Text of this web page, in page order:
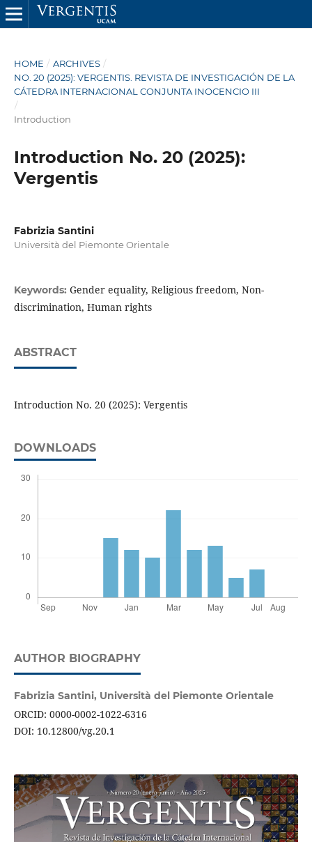
HOME / ARCHIVES /
NO. 20 (2025): VERGENTIS. REVISTA DE INVESTIGACIÓN DE LA
CÁTEDRA INTERNACIONAL CONJUNTA INOCENCIO III
/
Introduction
Introduction No. 20 (2025):
Vergentis
Fabrizia Santini
Università del Piemonte Orientale
Keywords: Gender equality, Religious freedom, Non-
discrimination, Human rights
ABSTRACT
Introduction No. 20 (2025): Vergentis
DOWNLOADS
AUTHOR BIOGRAPHY
Fabrizia Santini, Università del Piemonte Orientale
ORCID: 0000-0002-1022-6316
DOI: 10.12800/vg.20.1